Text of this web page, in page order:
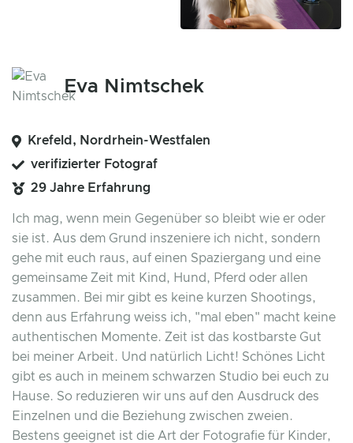
Eva Nimtschek
Krefeld, Nordrhein-Westfalen
verifizierter Fotograf
29 Jahre Erfahrung
Ich mag, wenn mein Gegenüber so bleibt wie er oder
sie ist. Aus dem Grund inszeniere ich nicht, sondern
gehe mit euch raus, auf einen Spaziergang und eine
gemeinsame Zeit mit Kind, Hund, Pferd oder allen
zusammen. Bei mir gibt es keine kurzen Shootings,
denn aus Erfahrung weiss ich, "mal eben" macht keine
authentischen Momente. Zeit ist das kostbarste Gut
bei meiner Arbeit. Und natürlich Licht! Schönes Licht
gibt es auch in meinem schwarzen Studio bei euch zu
Hause. So reduzieren wir uns auf den Ausdruck des
Einzelnen und die Beziehung zwischen zweien.
Bestens geeignet ist die Art der Fotografie für Kinder,